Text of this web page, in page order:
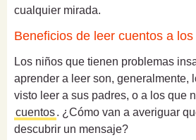
cualquier mirada.
Beneficios de leer cuentos a
Los niños que tienen problemas
aprender a leer son, generalmente,
visto leer a sus padres, o a los que
cuentos. ¿Cómo van a averiguar
descubrir un mensaje?